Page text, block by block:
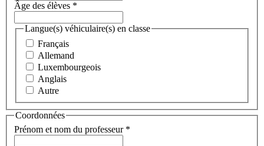
Âge des élèves *
Langue(s) véhiculaire(s) en classe
Français
Allemand
Luxembourgeois
Anglais
Autre
Coordonnées
Prénom et nom du professeur *